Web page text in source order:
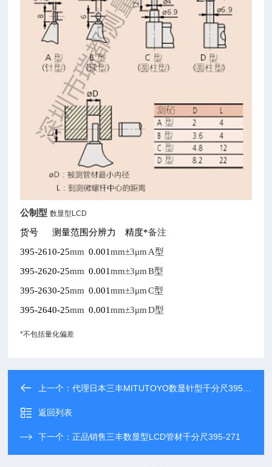
公制型 数显型 LCD
货号 测量范围分辨力 精度*备注
395-2610-25mm 0.001mm±3μmA型
395-2620-25mm 0.001mm±3μmB型
395-2630-25mm 0.001mm±3μmC型
395-2640-25mm 0.001mm±3μmD型
*不包括量化偏差
上一个：代理日本三丰MITUTOYO数显针型千分尺395-261
返回列表
下一个：正品销售三丰数显型LCD管材千分尺395-271